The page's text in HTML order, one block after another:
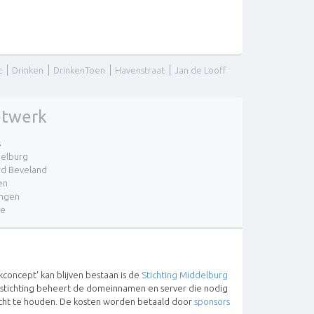
Drinken DrinkenToen Havenstraat Jan de Looff
Beveland
kan blijven bestaan is de Stichting Middelburg
beheert de domeinnamen en server die nodig
te houden. De kosten worden betaald door sponsors